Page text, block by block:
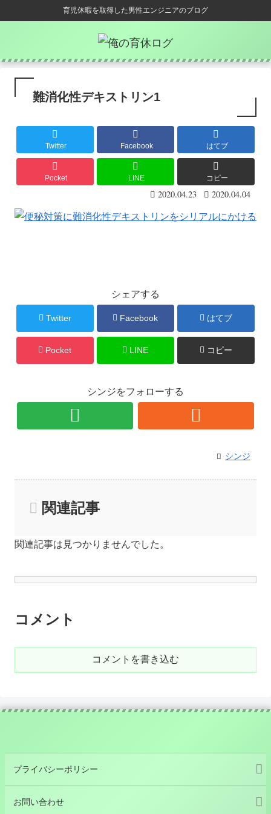
育児休暇を取得した男性エンジニアのブログ
難消化性デキストリン1
Twitter Facebook はてブ
Pocket LINE コピー
2020.04.23 2020.04.04
シェアする
Twitter Facebook はてブ
Pocket LINE コピー
シンジをフォローする
シンジ
関連記事
関連記事は見つかりませんでした。
コメント
コメントを書き込む
プライバシーポリシー
お問い合わせ